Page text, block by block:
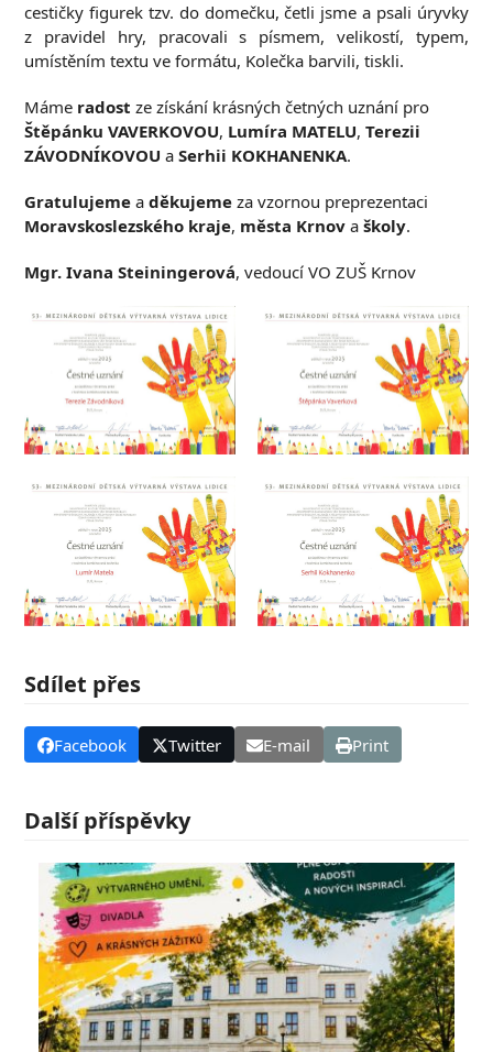
cestičky figurek tzv. do domečku, četli jsme a psali úryvky
z pravidel hry, pracovali s písmem, velikostí, typem,
umístěním textu ve formátu, Kolečka barvili, tiskli.
Máme radost ze získání krásných četných uznání pro
Štěpánku VAVERKOVOU, Lumíra MATELU,Terezii
ZÁVODNÍKOVOU aSerhii KOKHANENKA.
Gratulujeme aděkujeme za vzornou preprezentaci
Moravskoslezského kraje, města Krnov a školy.
Mgr. Ivana Steiningerová, vedoucí VO ZUŠ Krnov
Sdílet přes
Facebook Twitter E-mail Print
Další příspěvky